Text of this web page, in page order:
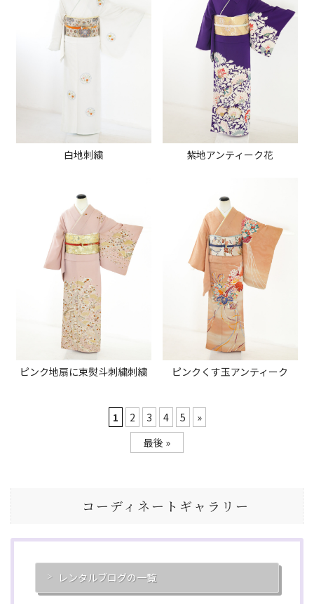
白地刺繍 紫地アンティーク花
ピンク地扇に束熨斗刺繍刺繍 ピンクくす玉アンティーク
1 2 3 4 5
»
最後 »
コーディネートギャラリー
レンタルブログの一覧